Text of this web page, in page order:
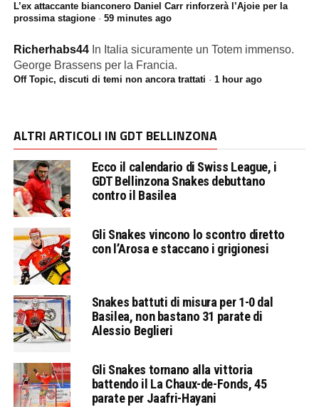
L’ex attaccante bianconero Daniel Carr rinforzerà l’Ajoie per la
prossima stagione· 59 minutes ago
Richerhabs44 In Italia sicuramente un Totem immenso.
George Brassens per la Francia.
Off Topic, discuti di temi non ancora trattati · 1 hour ago
ALTRI ARTICOLI IN GDT BELLINZONA
Ecco il calendario di Swiss League, i
GDT Bellinzona Snakes debuttano
contro il Basilea
Gli Snakes vincono lo scontro diretto
con l’Arosa e staccano i grigionesi
Snakes battuti di misura per 1-0 dal
Basilea, non bastano 31 parate di
Alessio Beglieri
Gli Snakes tornano alla vittoria
battendo il La Chaux-de-Fonds, 45
parate per Jaafri-Hayani